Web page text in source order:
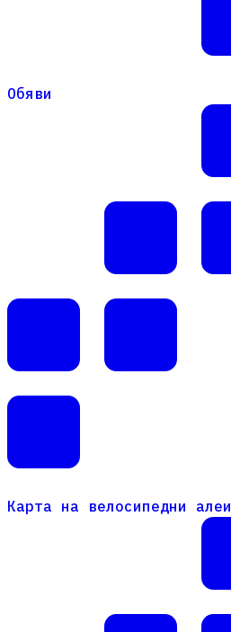
Обяви
Карта на велосипедни алеи
Карта на велосипедни алеи